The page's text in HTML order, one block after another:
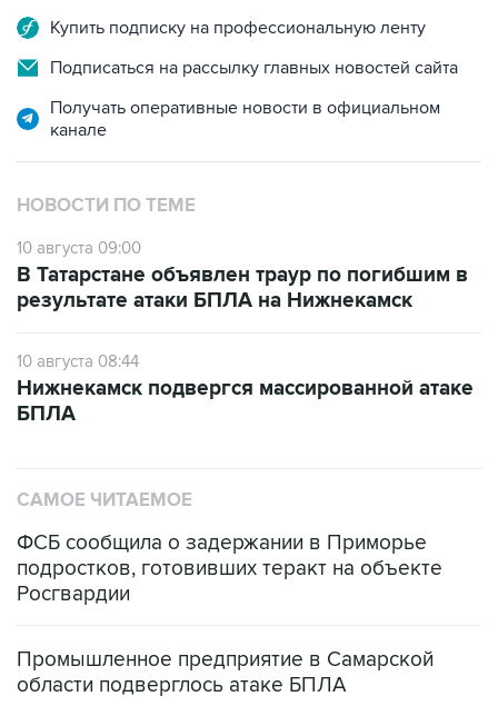
Купить подписку на профессиональную ленту
Подписаться на рассылку главных новостей сайта
Получать оперативные новости в официальном
канале
НОВОСТИ ПО ТЕМЕ
10 августа 09:00
В Татарстане объявлен траур по погибшим в
результате атаки БПЛА на Нижнекамск
10 августа 08:44
Нижнекамск подвергся массированной атаке
БПЛА
САМОЕ ЧИТАЕМОЕ
ФСБ сообщила о задержании в Приморье
подростков, готовивших теракт на объекте
Росгвардии
Промышленное предприятие в Самарской
области подверглось атаке БПЛА